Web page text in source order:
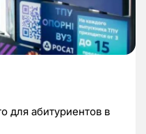
для абитуриентов в